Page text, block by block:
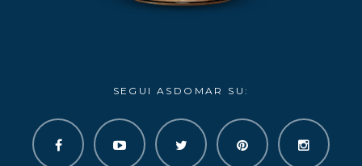
SEGUI ASDOMAR SU: